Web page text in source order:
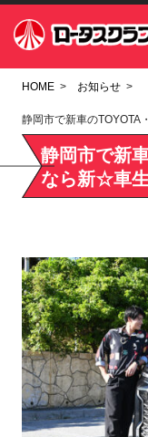
HOME お知らせ
静岡市で新車のTOYOTA
静岡市で新
なら新☆車